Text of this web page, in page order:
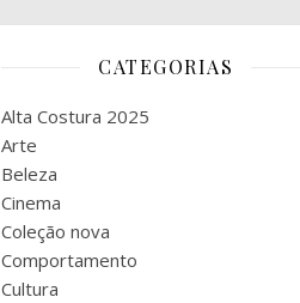
CATEGORIAS
Alta Costura 2025
Arte
Beleza
Cinema
Coleção nova
Comportamento
Cultura